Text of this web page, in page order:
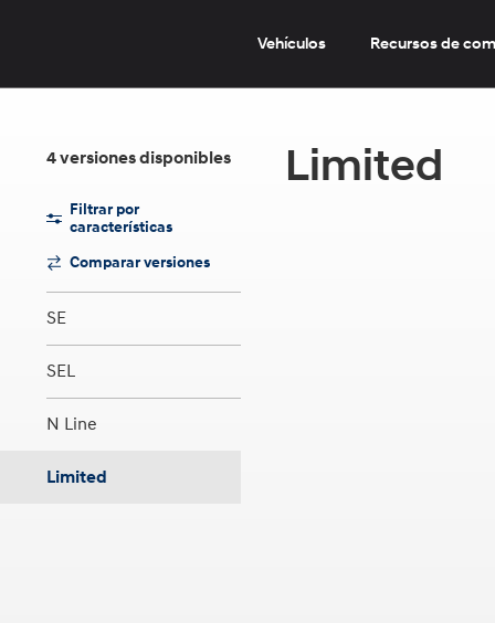
Vehículos Recursos de
4versionesdisponibles
SE
SEL
N Line
Limited
Filtrarpor
características
Comparar versiones
Limited